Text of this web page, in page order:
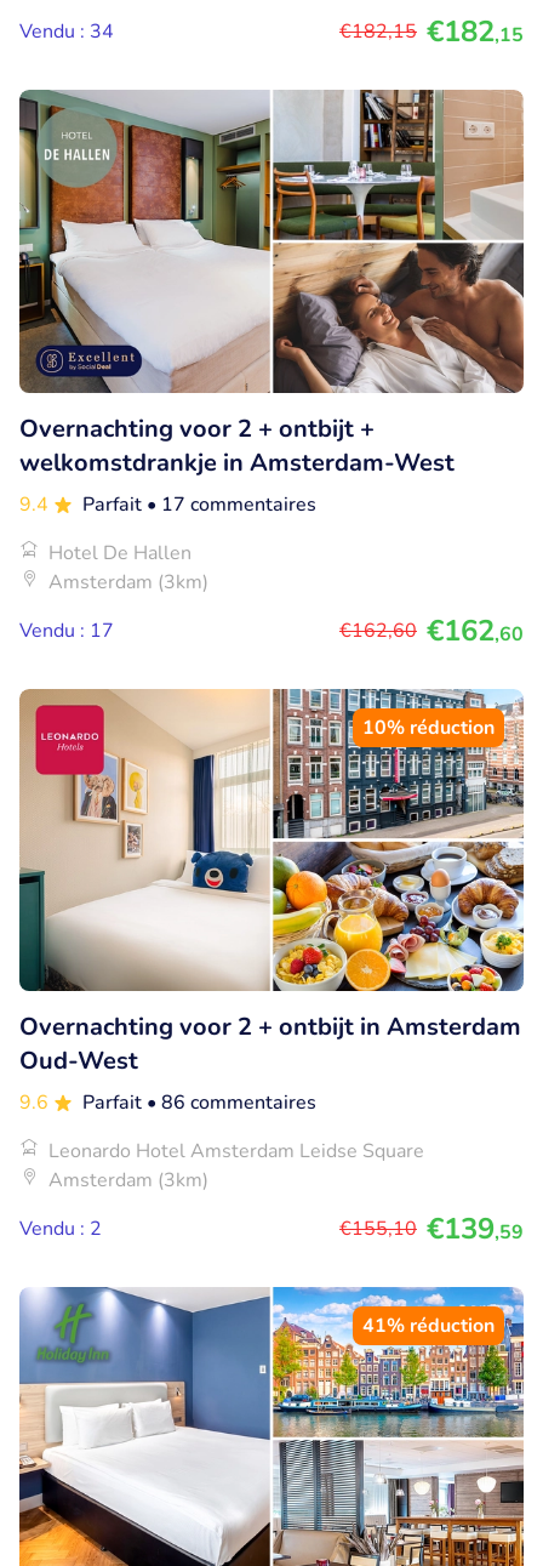
Vendu : 34
€182,15 €182,15
Overnachting voor 2 + ontbijt +
welkomstdrankje in Amsterdam-West
9.4 Parfait • 17 commentaires
Hotel De Hallen
Amsterdam (3km)
Vendu : 17
€162,60 €162,60
10% réduction
Overnachting voor 2 + ontbijt in Amsterdam
Oud-West
9.6 Parfait • 86 commentaires
Leonardo Hotel Amsterdam Leidse Square
Amsterdam (3km)
Vendu : 2
€155,10 €139,59
41% réduction